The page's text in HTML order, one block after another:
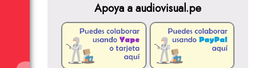
Apoya a audiovisual.pe